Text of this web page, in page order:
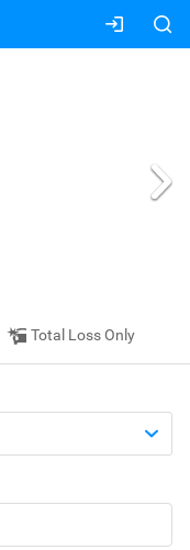
Total Loss Only